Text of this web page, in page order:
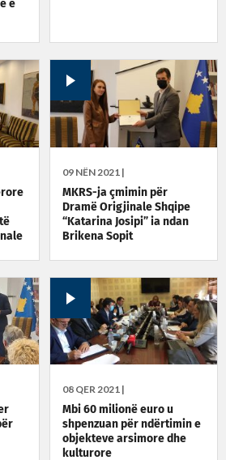
e
09 NËN 2021 |
MKRS-ja çmimin për
Dramë Origjinale Shqipe
“Katarina Josipi” ia ndan
Brikena Sopit
08 QER 2021 |
Mbi 60 milionë euro u
shpenzuan për ndërtimin e
objekteve arsimore dhe
kulturore